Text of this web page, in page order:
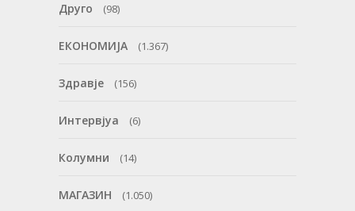
Друго (98)
ЕКОНОМИЈА (1.367)
Здравје (156)
Интервјуа (6)
Колумни (14)
МАГАЗИН (1.050)